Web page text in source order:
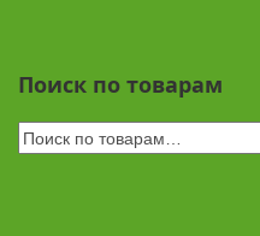
Поиск по товарам